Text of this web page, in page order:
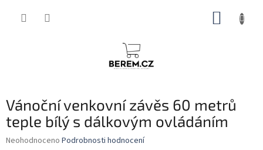
Vánoční venkovní závěs 60 metrů
teple bílý s dálkovým ovládáním
Průměrné
Neohodnoceno Podrobnosti hodnocení